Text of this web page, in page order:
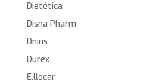
Dietética
Disna Pharm
Dnins
Durex
E.llocar